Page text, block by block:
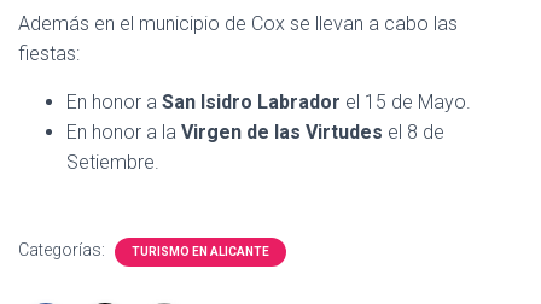
Además en el municipio de Cox se llevan a cabo las
fiestas:
En honor a San Isidro Labrador el 15 de Mayo.
En honor a la Virgen de las Virtudes el 8 de
Setiembre.
Categorías: TURISMO EN ALICANTE